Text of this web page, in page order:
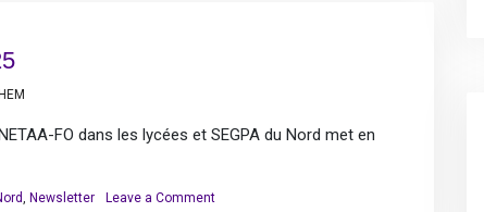
FO dans les lycées et SEGPA du Nord met en
, Newsletter Leave a Commenton